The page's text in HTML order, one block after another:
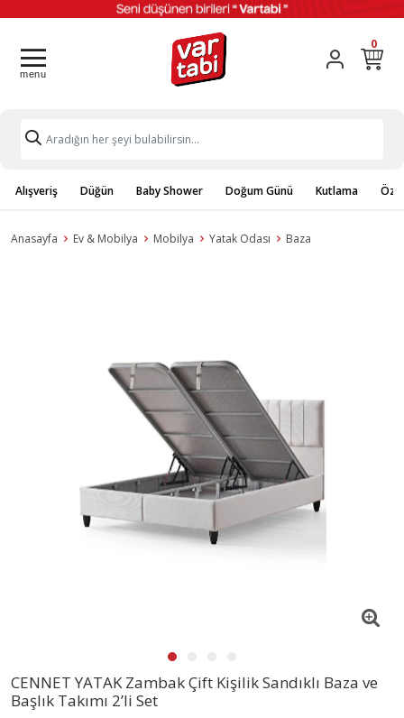
0
Alışveriş Düğün Baby Shower Doğum Günü Kutlama
Anasayfa Ev & Mobilya Mobilya Yatak Odası Baza
CENNET YATAK Zambak Çift Kişilik Sandıklı Baza ve
Başlık Takımı 2’li Set